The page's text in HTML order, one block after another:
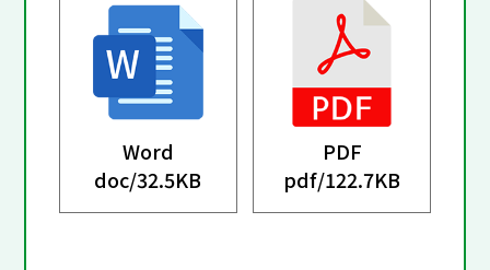
Word
doc/32.5KB
PDF
pdf/122.7KB